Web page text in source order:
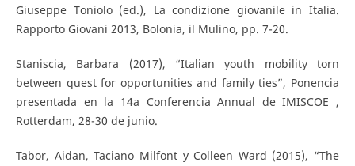
Giuseppe Toniolo (ed.), La condizione giovanile in Italia.
Rapporto Giovani 2013, Bolonia, il Mulino, pp. 7-20.
Staniscia, Barbara (2017), “Italian youth mobility torn
between quest for opportunities and family ties”, Ponencia
presentada en la 14a Conferencia Annual de IMISCOE ,
Rotterdam, 28-30 de junio.
Tabor, Aidan, Taciano Milfont y Colleen Ward (2015), “The